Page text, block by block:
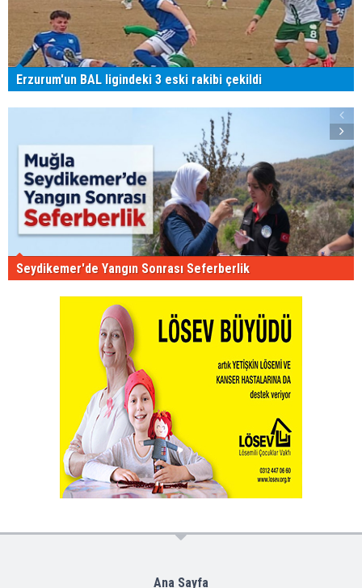
Erzurum'un BAL ligindeki 3 eski rakibi çekildi
Seydikemer'de Yangın Sonrası Seferberlik
Ana Sayfa